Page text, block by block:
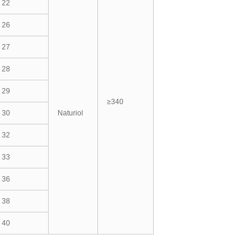
≥340
22
Naturiol
26
27
28
29
30
32
33
36
38
40